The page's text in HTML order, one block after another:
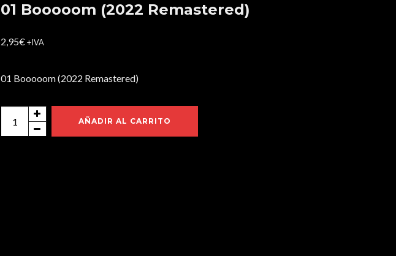
01 Booooom (2022 Remastered)
2,95€+IVA
01 Booooom (2022 Remastered)
Booooom
AÑADIR AL CARRITO